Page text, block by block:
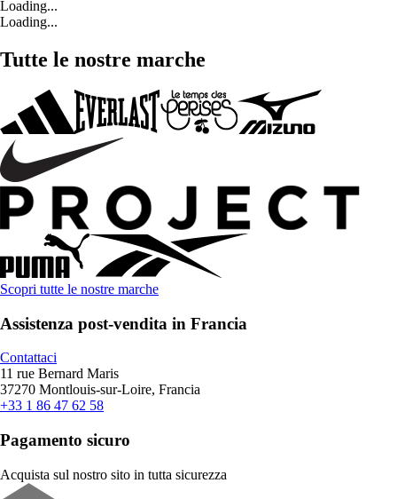
Loading...
Loading...
Tutte le nostre marche
Scopri tutte le nostre marche
Assistenza post-vendita in Francia
Contattaci
11 rue Bernard Maris
37270 Montlouis-sur-Loire, Francia
+33 1 86 47 62 58
Pagamento sicuro
Acquista sul nostro sito in tutta sicurezza